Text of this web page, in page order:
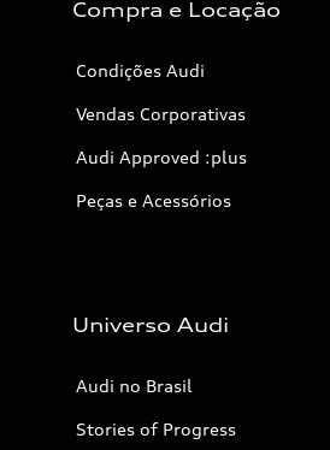
Compra e Locação
Condições Audi
Vendas Corporativas
Audi Approved :plus
Peças e Acessórios
Universo Audi
Audi no Brasil
Stories of Progress